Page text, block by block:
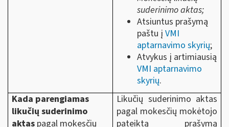
suderinimo aktas;
Atsiuntus prašymą
paštu įVMI
aptarnavimo skyrių;
Atvykus į artimiausią
VMI aptarnavimo
skyrių.
Kada parengiamas
likučių suderinimo
aktas pagal mokesčių
Likučių suderinimo aktas
pagal mokesčių mokėtojo
pateiktą prašymą